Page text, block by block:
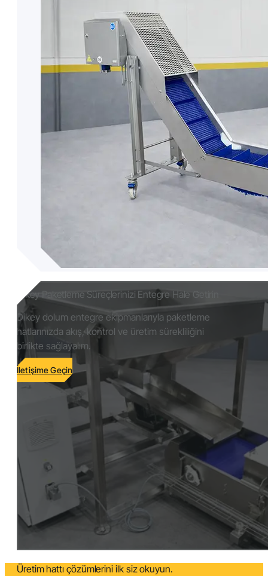
Dikey Paketleme Süreçlerinizi Entegre Hale Getirin
Dikey dolum entegre ekipmanlarıyla paketleme
hatlarınızda akış, kontrol ve üretim sürekliliğini
birlikte sağlayalım.
İletişime Geçin
Üretim hattı çözümlerini ilk siz okuyun.